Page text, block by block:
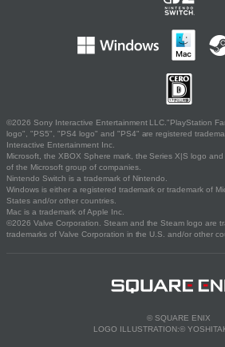
©2026 Sony Interactive Entertainment LLC."PlayStation
logo", "PS5", "PS4 logo" and "PS4" are registered
Interactive Entertainment Inc.
Microsoft, the XBOX Sphere mark, the Series X|S logo
of the Microsoft group of companies.
Nintendo Switch is a trademark of Nintendo.
Windows is either a registered trademark or trademark of
States and/or other countries.
Mac is a trademark of Apple Inc.
©2026 Valve Corporation. Steam and the Steam logo are
trademarks of Valve Corporation in the U.S. and/or other
© SQUARE ENIX
LOGO ILLUSTRATION:©